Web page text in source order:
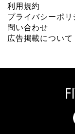
利用規約
プライバシーポリ
問い合わせ
広告掲載について